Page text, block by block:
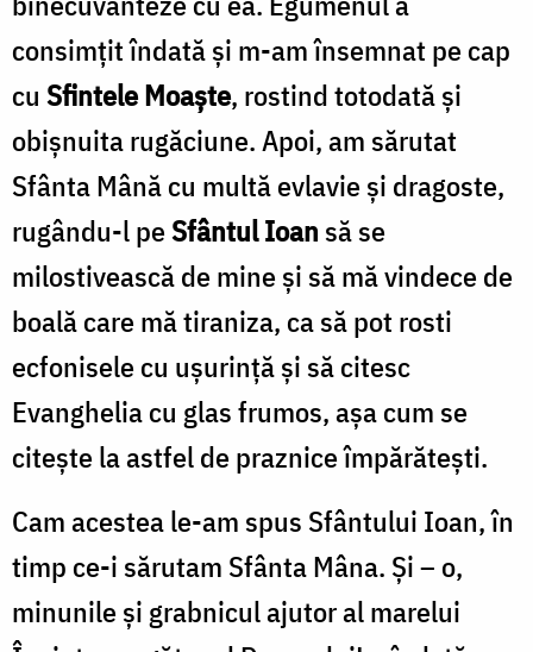
consimţit îndată şi m-am însemnat pe cap
cu Sfintele Moaşte, rostind totodată şi
obişnuita rugăciune. Apoi, am sărutat
Sfânta Mână cu multă evlavie şi dragoste,
rugându-l peSfântul Ioansă se
milostivească de mine şi să mă vindece de
boală care mă tiraniza, ca să pot rosti
ecfonisele cu uşurinţă şi să citesc
Evanghelia cu glas frumos, aşa cum se
citeşte la astfel de praznice împărăteşti.
Cam acestea le-am spus Sfântului Ioan, în
timp ce-i sărutam Sfânta Mâna. Şi – o,
minunile şi grabnicul ajutor al marelui